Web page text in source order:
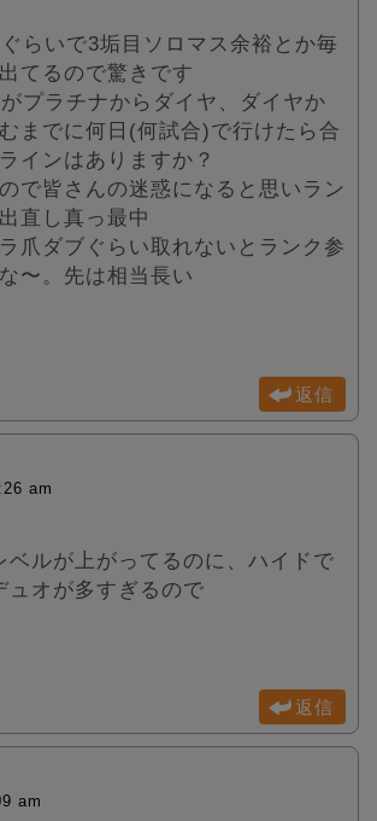
らいで3垢目ソロマス余裕とか毎
てるので驚きです
プラチナからダイヤ、ダイヤか
までに何日(何試合)で行けたら合
インはありますか？
で皆さんの迷惑になると思いラン
直し真っ最中
爪ダブぐらい取れないとランク参
〜。先は相当長い
返信
am
ベルが上がってるのに、ハイドで
ュオが多すぎるので
返信
am